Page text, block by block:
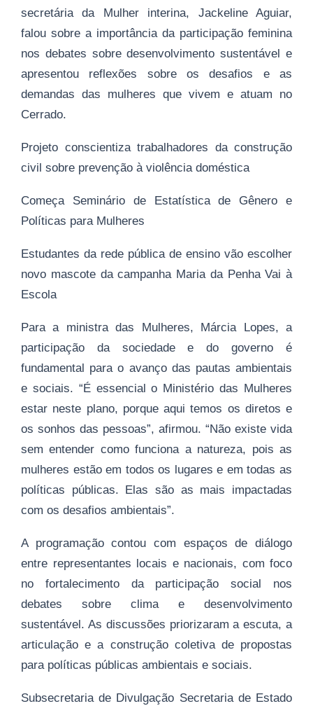
secretária da Mulher interina, Jackeline Aguiar,
falou sobre a importância da participação feminina
nos debates sobre desenvolvimento sustentável e
apresentou reflexões sobre os desafios e as
demandas das mulheres que vivem e atuam no
Cerrado.
Projeto conscientiza trabalhadores da construção
civil sobre prevenção à violência doméstica
Começa Seminário de Estatística de Gênero e
Políticas para Mulheres
Estudantes da rede pública de ensino vão escolher
novo mascote da campanha Maria da Penha Vai à
Escola
Para a ministra das Mulheres, Márcia Lopes, a
participação da sociedade e do governo é
fundamental para o avanço das pautas ambientais
e sociais. “É essencial o Ministério das Mulheres
estar neste plano, porque aqui temos os diretos e
os sonhos das pessoas”, afirmou. “Não existe vida
sem entender como funciona a natureza, pois as
mulheres estão em todos os lugares e em todas as
políticas públicas. Elas são as mais impactadas
com os desafios ambientais”.
A programação contou com espaços de diálogo
entre representantes locais e nacionais, com foco
no fortalecimento da participação social nos
debates sobre clima e desenvolvimento
sustentável. As discussões priorizaram a escuta, a
articulação e a construção coletiva de propostas
para políticas públicas ambientais e sociais.
Subsecretaria de Divulgação Secretaria de Estado